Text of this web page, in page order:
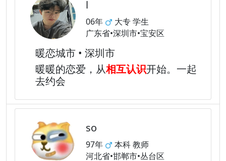
l
06年
大专 学生
广东省•深圳市•宝安区
暖恋城市 • 深圳市
暖暖的恋爱，从相互认识开始。一起
去约会
so
97年
本科 教师
河北省•邯郸市•丛台区